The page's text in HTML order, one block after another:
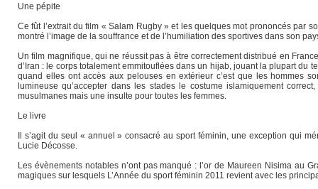
Une pépite
Ce fût l’extrait du film « Salam Rugby » et les quelques mot prononcés par
montré l’image de la souffrance et de l’humiliation des sportives dans son
Un film magnifique, qui ne réussit pas à être correctement distribué en
d’Iran : le corps totalement emmitouflées dans un hijab, jouant la plupart du
quand elles ont accès aux pelouses en extérieur c’est que les hommes
lumineuse qu’accepter dans les stades le costume islamiquement
musulmanes mais une insulte pour toutes les femmes.
Le livre
Il s’agit du seul « annuel » consacré au sport féminin, une exception qui
Lucie Décosse.
Les évènements notables n’ont pas manqué : l’or de Maureen Nisima au
magiques sur lesquels L’Année du sport féminin 2011 revient avec les